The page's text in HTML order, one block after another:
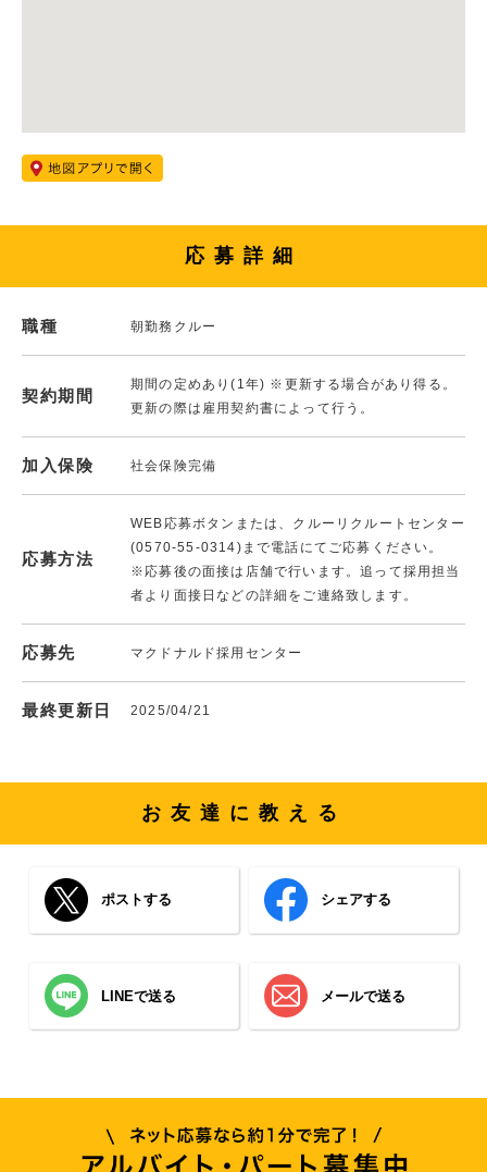
応募詳細
職種 朝勤務クルー
契約期間
期間の定めあり(1年) ※更新する場合があり得る。
更新の際は雇用契約書によって行う。
加入保険 社会保険完備
応募方法
WEB応募ボタンまたは、クルーリクルートセンター
(0570-55-0314)まで電話にてご応募ください。
※応募後の面接は店舗で行います。追って採用担当
者より面接日などの詳細をご連絡致します。
応募先 マクドナルド採用センター
最終更新日 2025/04/21
お友達に教える
ポストする シェアする
LINEで送る メールで送る